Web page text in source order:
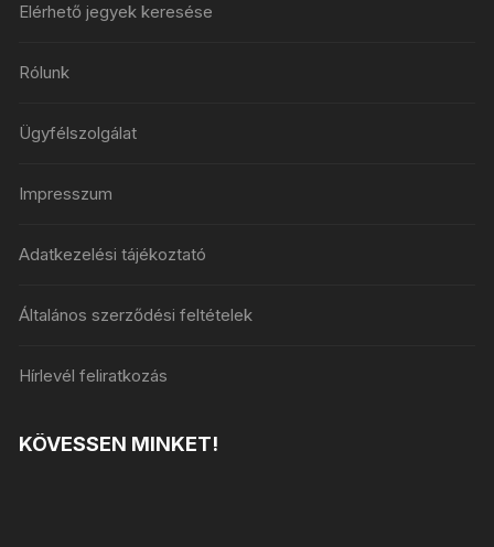
Elérhető jegyek keresése
Rólunk
Ügyfélszolgálat
Impresszum
Adatkezelési tájékoztató
Általános szerződési feltételek
Hírlevél feliratkozás
KÖVESSEN MINKET!